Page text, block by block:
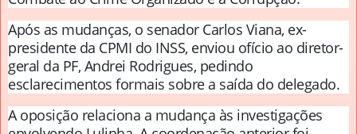
Após as mudanças, o senador Carlos Viana, ex-
presidente da CPMI do INSS, enviou ofício ao diretor-
geral da PF, Andrei Rodrigues, pedindo
esclarecimentos formais sobre a saída do delegado.
A oposição relaciona a mudança às investigações